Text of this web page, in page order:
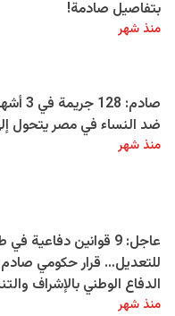
بتفاصيل صادمة!
منذ شهر
صادم:
ضد النساء في مصر يتحول
منذ شهر
عاجل: 9 قوانين دفاعية
للتعديل… قرار حكومي صادم
الدفاع الوطني بالإشراف
منذ شهر